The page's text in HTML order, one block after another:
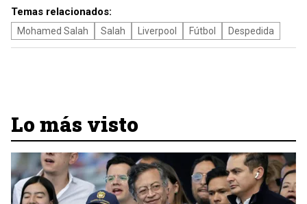
Temas relacionados:
Mohamed Salah Salah Liverpool Fútbol Despedida
Lo más visto